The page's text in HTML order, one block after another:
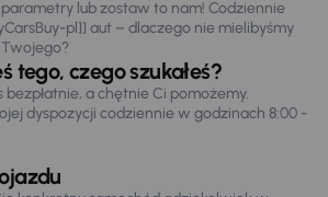
lub zostaw to nam! Codziennie
pl]] aut – dlaczego nie mielibyśmy
tego, czego szukałeś?
a chętnie Ci pomożemy.
dyspozycji codziennie w godzinach 8:00 -